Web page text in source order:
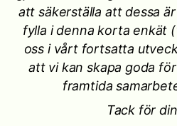
att säkerställa att dessa
fylla i denna korta enkät
oss i vårt fortsatta
att vi kan skapa goda
framtida
Tack för